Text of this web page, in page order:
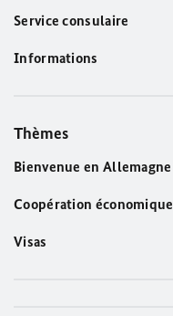
Service consulaire
Informations
Thèmes
Bienvenue en Allemagne
Coopération économique
Visas